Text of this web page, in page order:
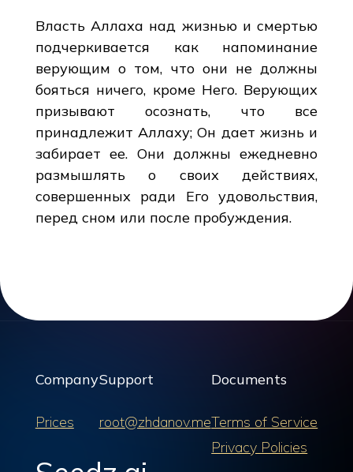
Власть Аллаха над жизнью и смертью
подчеркивается как напоминание
верующим о том, что они не должны
бояться ничего, кроме Него. Верующих
призывают осознать, что все
принадлежит Аллаху; Он дает жизнь и
забирает ее. Они должны ежедневно
размышлять о своих действиях,
совершенных ради Его удовольствия,
перед сном или после пробуждения.
Company
Prices
Support
root@zhdanov.me
Documents
Terms of Service
Privacy Policies